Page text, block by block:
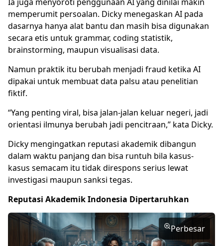
memperumit persoalan. Dicky menegaskan AI pada
dasarnya hanya alat bantu dan masih bisa digunakan
secara etis untuk grammar, coding statistik,
brainstorming, maupun visualisasi data.
Namun praktik itu berubah menjadi fraud ketika AI
dipakai untuk membuat data palsu atau penelitian
fiktif.
“Yang penting viral, bisa jalan-jalan keluar negeri, jadi
orientasi ilmunya berubah jadi pencitraan,” kata Dicky.
Dicky mengingatkan reputasi akademik dibangun
dalam waktu panjang dan bisa runtuh bila kasus-
kasus semacam itu tidak direspons serius lewat
investigasi maupun sanksi tegas.
Reputasi Akademik Indonesia Dipertaruhkan
Perbesar